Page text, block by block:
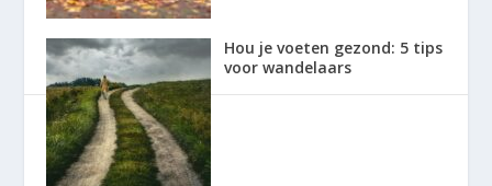
Hou je voeten gezond: 5 tips
voor wandelaars